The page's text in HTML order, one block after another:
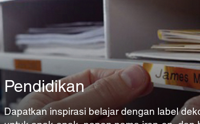
Pendidikan
Dapatkan inspirasi belajar dengan label